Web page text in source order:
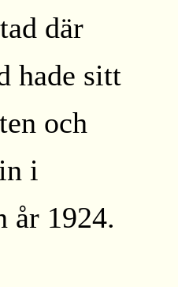
där
hade sitt
och
i
år 1924.